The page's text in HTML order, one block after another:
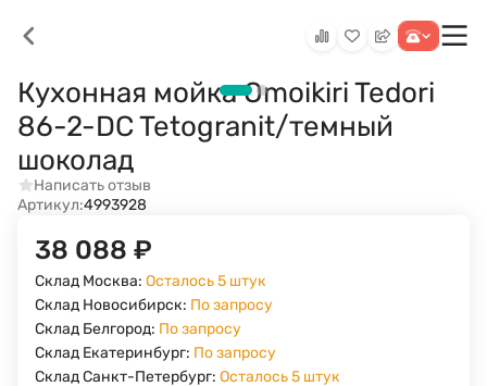
Кухонная мойка Omoikiri Tedori
86-2-DC Tetogranit/темный
шоколад
Написать отзыв
Артикул:4993928
38 088 ₽
Склад Москва: Осталось 5 штук
Склад Новосибирск: По запросу
Склад Белгород: По запросу
Склад Екатеринбург: По запросу
Склад Санкт-Петербург: Осталось 5 штук